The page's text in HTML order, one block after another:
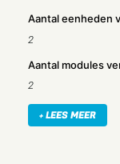
Aantal eenheden
2
Aantal modules
2
Met montageraam
+ LEES MEER